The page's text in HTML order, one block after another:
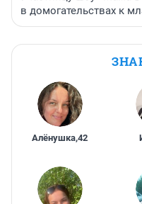
в домогательствах к
Алёнушка,42